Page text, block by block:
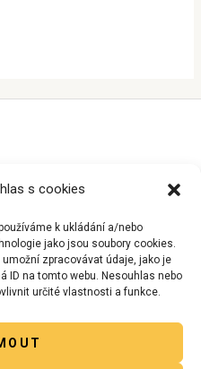
s cookies
k ukládání a/nebo
jako jsou soubory cookies.
zpracovávat údaje, jako je
ID na tomto webu. Nesouhlas nebo
určité vlastnosti a funkce.
osobních údajů